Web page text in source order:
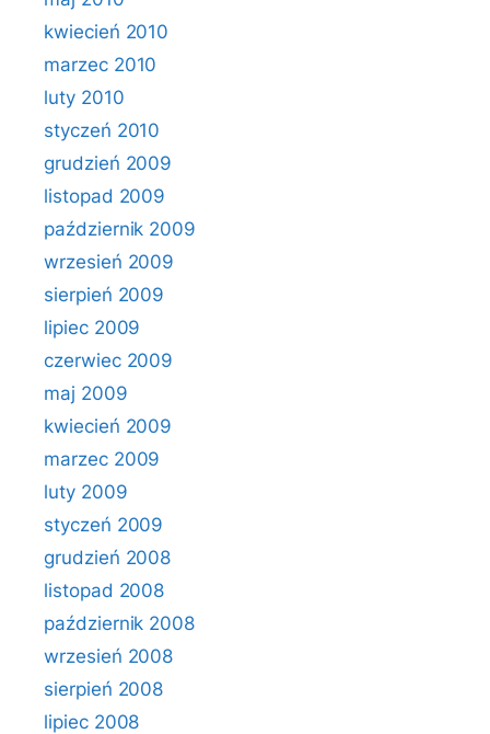
kwiecień 2010
marzec 2010
luty 2010
styczeń 2010
grudzień 2009
listopad 2009
październik 2009
wrzesień 2009
sierpień 2009
lipiec 2009
czerwiec 2009
maj 2009
kwiecień 2009
marzec 2009
luty 2009
styczeń 2009
grudzień 2008
listopad 2008
październik 2008
wrzesień 2008
sierpień 2008
lipiec 2008